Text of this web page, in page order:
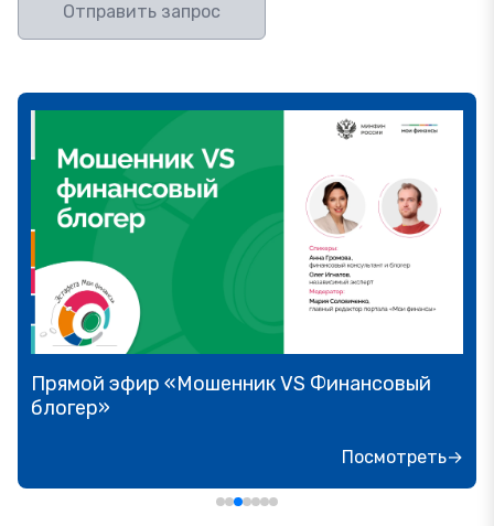
Отправить запрос
Прямой эфир «Мошенник VS Финансовый
блогер»
Посмотреть→